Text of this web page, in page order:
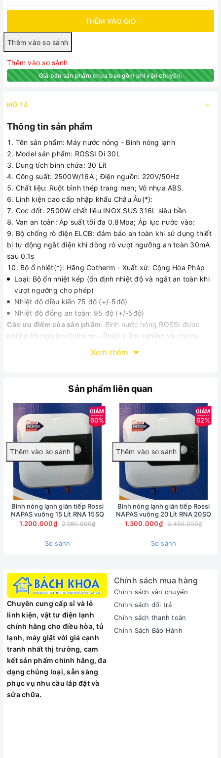
THÊM VÀO GIỎ
Thêm vào so sánh
Giá bán sản phẩm chưa bao gồm phí vận chuyển.
MÔ TẢ
Thông tin sản phẩm
Tên sản phẩm: Máy nước nóng - Bình nóng lạnh
Model sản phẩm: ROSSI Di 30L
Dung tích bình chứa: 30 Lít
Công suất: 2500W/16A ; Điện nguồn: 220V/50Hz
Chất liệu: Ruột bình thép trang men; Vỏ nhựa ABS.
Linh kiện cao cấp nhập khẩu Châu Âu(*):
Cọc đốt: 2500W chất liệu INOX SUS 316L siêu bền
Van an toàn: Áp suất tối đa 0.8Mpa; Áp lực nước vào:
Bộ chống rò điện ELCB: đảm bảo an toàn khi sử dụng thiết
bị tự động ngắt điện khi dòng rò vượt ngưỡng an toàn 30mA
sau 0.1s
Bộ ổ nhiệt(*): Hãng Cotherm - Xuất xứ: Cộng Hòa Pháp
Loại: Bộ ổn nhiệt kép (ổn định nhiệt độ và ngắt an toàn khi
vượt ngưỡng cho phép)
Nhiệt độ điều kiển 75 độ (+/-5độ)
Nhiệt độ đóng an toàn: 95 độ (+/-5độ)
Các ưu điểm của sản phẩm: Bình nước nóng ROSSI được
phòng thí nghiệm Cotherm - Pháp kiểm nghiệm và chứng
Thời gian bảo hành cao, giúp tiết kiệm chi phí và an tâm khi
Đảm bảo hệ thống an toàn đồng bộ
Tiết kiệm điện năng mức tối ưu
Xem thêm
Sản phẩm liên quan
60%
Bình nóng lạnh gián tiếp Rossi
NAPAS vuông 15 Lít RNA 15SQ
1.200.000₫
2.980.000₫
So sánh
62%
Bình nóng lạnh gián tiếp Rossi
NAPAS vuông 20 Lít RNA 20SQ
1.300.000₫
3.450.000₫
So sánh
Chuyên cung cấp sỉ và lẻ
linh kiện, vật tư điện lạnh
chính hãng cho điều hòa, tủ
lạnh, máy giặt với giá cạnh
tranh nhất thị trường, cam
kết sản phẩm chính hãng, đa
dạng chủng loại, sẵn sàng
phục vụ nhu cầu lắp đặt và
sửa chữa.
Chính sách mua hàng
Chính sách vận chuyển
Chính sách đổi trả
Chính sách thanh toán
Chính Sách Bảo Hành